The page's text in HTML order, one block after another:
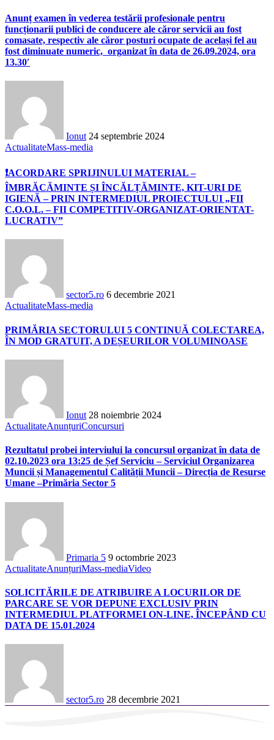
Anunț examen în vederea testării profesionale pentru
funcționarii publici de conducere ale căror servicii au fost
comasate, respectiv ale căror posturi ocupate de același fel au
fost diminuate numeric, organizat în data de 26.09.2024, ora
13.30′
Ionut 24 septembrie 2024
ActualitateMass-media
❗ACORDARE SPRIJINULUI MATERIAL –
ÎMBRĂCĂMINTE ȘI ÎNCĂLȚĂMINTE, KIT-URI DE
IGIENĂ – PRIN INTERMEDIUL PROIECTULUI „FII
C.O.O.L. – FII COMPETITIV-ORGANIZAT-ORIENTAT-
LUCRATIV”
sector5.ro 6 decembrie 2021
ActualitateMass-media
PRIMĂRIA SECTORULUI 5 CONTINUĂ COLECTAREA,
ÎN MOD GRATUIT, A DEȘEURILOR VOLUMINOASE
Ionut 28 noiembrie 2024
ActualitateAnunțuriConcursuri
Rezultatul probei interviului la concursul organizat în data de
02.10.2023 ora 13:25 de Șef Serviciu – Serviciul Organizarea
Muncii și Managementul Calității Muncii – Direcția de Resurse
Umane –Primăria Sector 5
Primaria 5 9 octombrie 2023
ActualitateAnunțuriMass-mediaVideo
SOLICITĂRILE DE ATRIBUIRE A LOCURILOR DE
PARCARE SE VOR DEPUNE EXCLUSIV PRIN
INTERMEDIUL PLATFORMEI ON-LINE, ÎNCEPÂND CU
DATA DE 15.01.2024
sector5.ro 28 decembrie 2021